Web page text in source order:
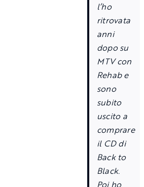
l’ho
ritrovata
anni
dopo su
MTV con
Rehab e
sono
subito
uscito a
comprare
il CD di
Back to
Black.
Poi ho